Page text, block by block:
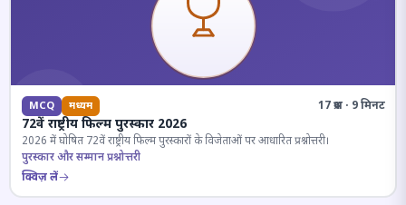
MCQ मध्यम 17 प्रश्न · 9 मिनट
72वें राष्ट्रीय फिल्म पुरस्कार 2026
2026 में घोषित 72वें राष्ट्रीय फिल्म पुरस्कारों के विजेताओं पर आधारित प्रश्नोत्तरी।
पुरस्कार और सम्मान प्रश्नोत्तरी
क्विज़ लें